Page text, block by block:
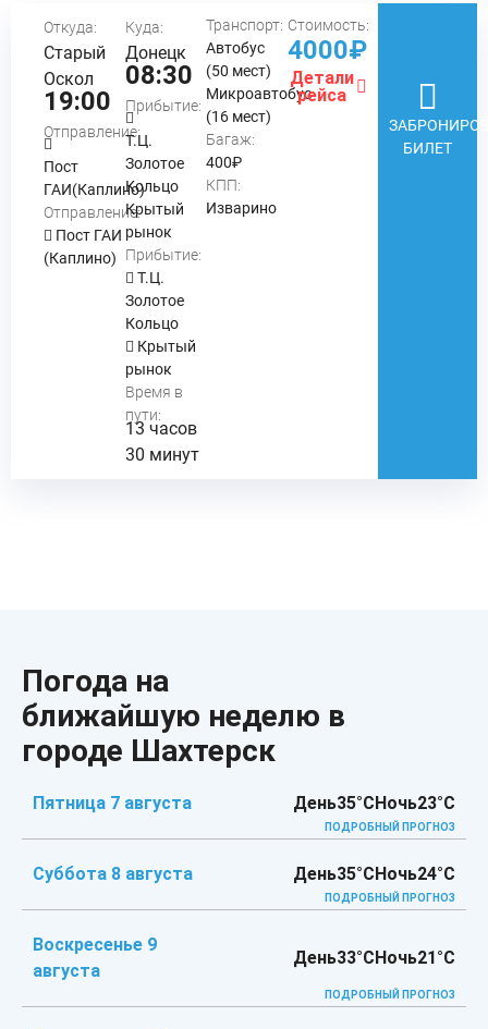
Откуда:
Старый
Оскол
19:00
Отправление:
Пост
ГАИ(Каплино)
Отправление:
Пост ГАИ
(Каплино)
Куда:
Донецк
08:30
Прибытие:
Т.Ц.
Золотое
Кольцо
Крытый
рынок
Прибытие:
Т.Ц.
Золотое
Кольцо
Крытый
рынок
Время в
пути:
13 часов
30 минут
Транспорт:
Автобус
(50 мест)
Микроавтобус
(16 мест)
Багаж:
400₽
КПП:
Изварино
Стоимость:
4000₽
Детали
рейса
БИЛЕТ
Погода на
ближайшую неделю в
городе Шахтерск
Пятница 7 августа День35°CНочь23°C
ПОДРОБНЫЙ ПРОГНОЗ
Суббота 8 августа День35°CНочь24°C
ПОДРОБНЫЙ ПРОГНОЗ
Воскресенье 9
августа
День33°CНочь21°C
ПОДРОБНЫЙ ПРОГНОЗ